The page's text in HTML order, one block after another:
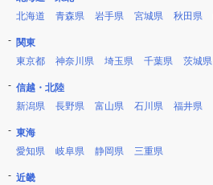
北海道
青森県 岩手県 宮城県 秋田県
関東
東京都
神奈川県 埼玉県 千葉県 茨城県
信越・北陸
新潟県
長野県 富山県 石川県 福井県
東海
愛知県
岐阜県 静岡県 三重県
近畿